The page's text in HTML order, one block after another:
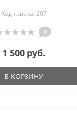
кварца - цветы из
Код товара: 207
0
1 500 руб.
В КОРЗИНУ